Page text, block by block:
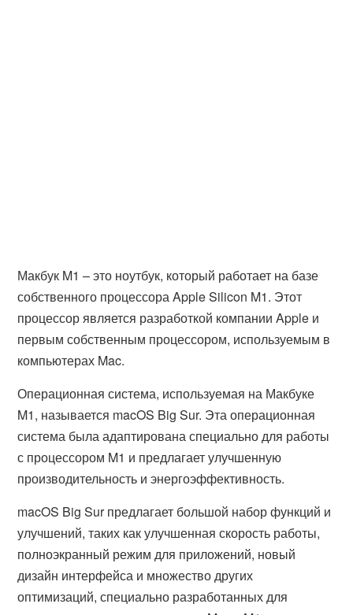
Макбук M1 – это ноутбук, который работает на базе
собственного процессора Apple Silicon M1. Этот
процессор является разработкой компании Apple и
первым собственным процессором, используемым в
компьютерах Mac.
Операционная система, используемая на Макбуке
M1, называется macOS Big Sur. Эта операционная
система была адаптирована специально для работы
с процессором M1 и предлагает улучшенную
производительность и энергоэффективность.
macOS Big Sur предлагает большой набор функций и
улучшений, таких как улучшенная скорость работы,
полноэкранный режим для приложений, новый
дизайн интерфейса и множество других
оптимизаций, специально разработанных для